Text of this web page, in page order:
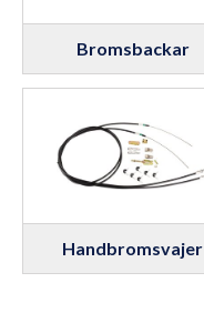
Bromsbackar
Handbromsvajer